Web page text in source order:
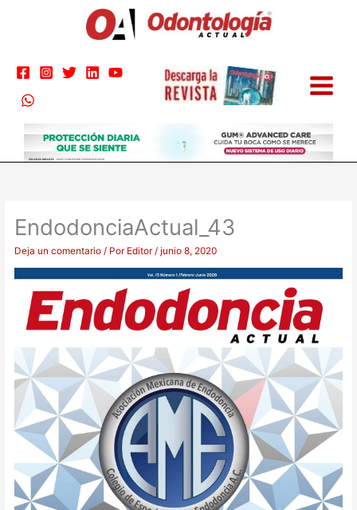
EndodonciaActual_43
Deja un comentario / Por Editor/junio 8, 2020